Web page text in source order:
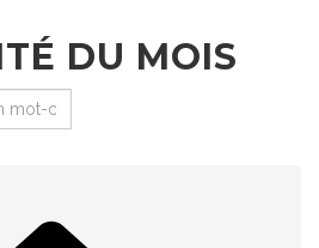
DU MOIS